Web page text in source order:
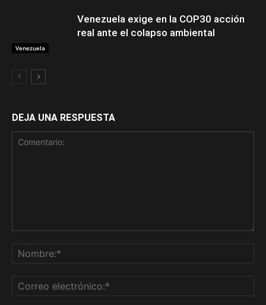
Venezuela
Venezuela exige en la COP30 acción
real ante el colapso ambiental
DEJA UNA RESPUESTA